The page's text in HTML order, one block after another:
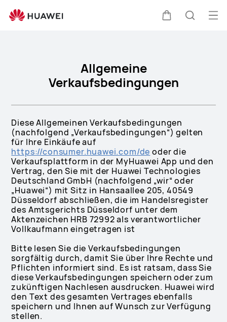
Verkaufsbedingungen
Allgemeine
Verkaufsbedingungen
Diese Allgemeinen Verkaufsbedingungen
(nachfolgend „Verkaufsbedingungen“) gelten
für Ihre Einkäufe auf
https://consumer.huawei.com/de oder die
Verkaufsplattform in der MyHuawei App und den
Vertrag, den Sie mit der Huawei Technologies
Deutschland GmbH (nachfolgend „wir“ oder
„Huawei“) mit Sitz in Hansaallee 205, 40549
Düsseldorf abschließen, die im Handelsregister
des Amtsgerichts Düsseldorf unter dem
Aktenzeichen HRB 72992 als verantwortlicher
Vollkaufmann eingetragen ist
Bitte lesen Sie die Verkaufsbedingungen
sorgfältig durch, damit Sie über Ihre Rechte und
Pflichten informiert sind. Es ist ratsam, dass Sie
diese Verkaufsbedingungen speichern oder zum
zukünftigen Nachlesen ausdrucken. Huawei wird
den Text des gesamten Vertrages ebenfalls
speichern und Ihnen auf Wunsch zur Verfügung
stellen.